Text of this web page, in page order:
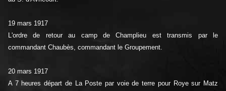
19 mars 1917
L'ordre de retour au camp de Champlieu est transmis par le
commandant Chaubès, commandant le Groupement.
20 mars 1917
A 7 heures départ de La Poste par voie de terre pour Roye sur Matz